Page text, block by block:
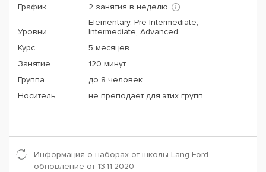
График
2 занятия в неделю
Уровни
Elementary, Pre-Intermediate,
Intermediate, Advanced
Курс
5 месяцев
Занятие
120 минут
Группа
до 8 человек
Носитель
не преподает для этих групп
Информация о наборах от школы Lang Ford
обновление от 13.11.2020